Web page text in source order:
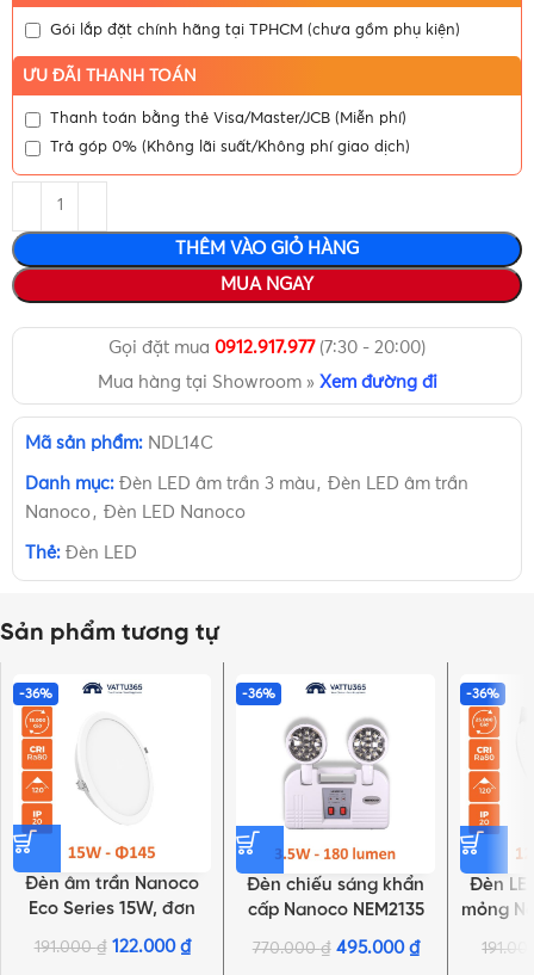
Gói lắp đặt chính hãng tại TPHCM (chưa gồm phụ kiện)
ƯU ĐÃI THANH TOÁN
Thanh toán bằng thẻ Visa/Master/JCB (Miễn phí)
Trả góp 0% (Không lãi suất/Không phí giao dịch)
THÊM VÀO GIỎ HÀNG
MUA NGAY
Gọi đặt mua 0912.917.977(7:30 - 20:00)
Mua hàng tại Showroom » Xem đường đi
Mã sản phẩm: NDL14C
Danh mục: Đèn LED âm trần 3 màu , Đèn LED âm trần
Nanoco , Đèn LED Nanoco
Thẻ: Đèn LED
Sản phẩm tương tự
-36%
Đèn âm trần Nanoco
Eco Series 15W, đơn
sắc | NED156, NED154,
NED153
191.000₫ 122.000 ₫
-36%
Đèn chiếu sáng khẩn
cấp Nanoco NEM2135
3.5W (có chứng nhận
PCCC)
770.000₫ 495.000 ₫
-36%
Đèn
mỏng
NHẤN ĐỂ XEM TIẾP (THU GỌN)